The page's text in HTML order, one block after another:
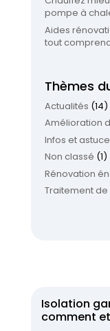
pompe à
Aides
tout
Thèmes
Actualités (14)
Amélioration
Infos et
Non classé (1)
Rénovation
Traitement de
Isolation
comment